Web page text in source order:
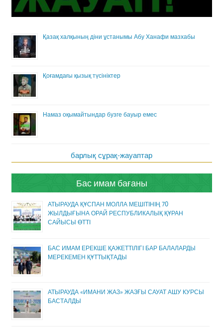
Қазақ халқының діни ұстанымы Абу Ханафи мазхабы
Қоғамдағы қызық түсініктер
Намаз оқымайтындар бузге бауыр емес
барлық сұрақ-жауаптар
Бас имам бағаны
АТЫРАУДА ҚҰСПАН МОЛЛА МЕШІТІНІҢ 70
ЖЫЛДЫҒЫНА ОРАЙ РЕСПУБЛИКАЛЫҚ ҚҰРАН
САЙЫСЫ ӨТТІ
БАС ИМАМ ЕРЕКШЕ ҚАЖЕТТІЛІГІ БАР БАЛАЛАРДЫ
МЕРЕКЕМЕН ҚҰТТЫҚТАДЫ
АТЫРАУДА «ИМАНИ ЖАЗ» ЖАЗҒЫ САУАТ АШУ КУРСЫ
БАСТАЛДЫ